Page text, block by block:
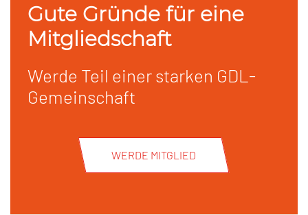
Gute Gründe für eine
Mitgliedschaft
Werde Teil einer starken GDL-
Gemeinschaft
WERDE MITGLIED